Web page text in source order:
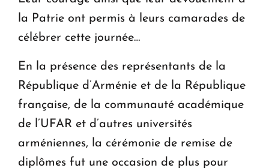
la Patrie ont permis à leurs camarades de
célébrer cette journée…
En la présence des représentants de la
République d’Arménie et de la République
française, de la communauté académique
de l’UFAR et d’autres universités
arméniennes, la cérémonie de remise de
diplômes fut une occasion de plus pour